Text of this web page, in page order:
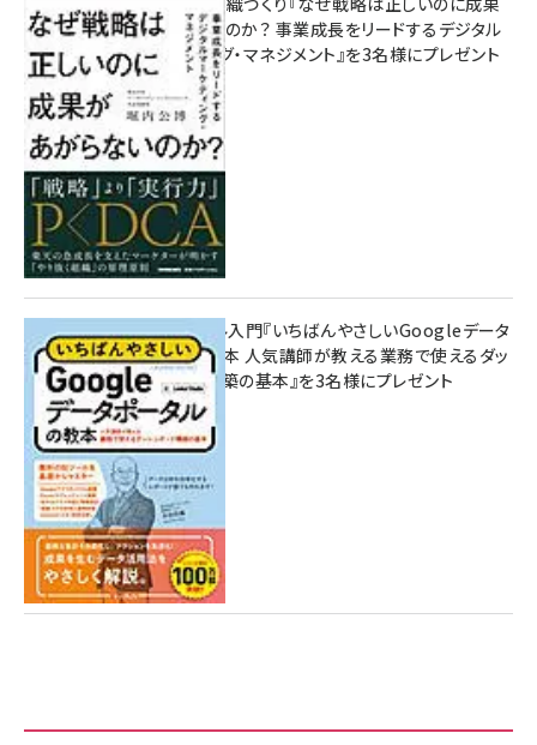
があがらないのか？ 事業成長をリードするデジタル
マーケティング・マネジメント』を3名様にプレゼント
10:00
無料BIツール入門『いちばんやさしいGoogleデータ
ポータルの教本 人気講師が教える業務で使えるダッ
シュボード構築の基本』を3名様にプレゼント
7月31日 10:00